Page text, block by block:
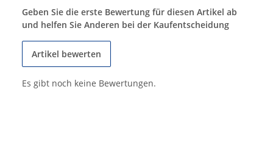
Geben Sie die erste Bewertung für diesen Artikel ab
und helfen Sie Anderen bei der Kaufentscheidung
Artikel bewerten
Es gibt noch keine Bewertungen.